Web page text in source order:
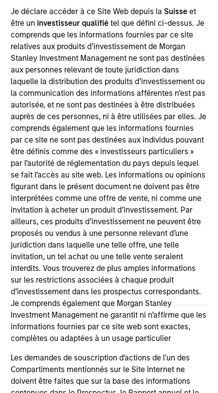
Je déclare accéder à ce Site Web depuis la Suisse et
être un investisseur qualifiétel que défini ci-dessus. Je
comprends que les informations fournies par ce site
relatives aux produits d’investissement de Morgan
Stanley Investment Management ne sont pas destinées
aux personnes relevant de toute juridiction dans
laquelle la distribution des produits d’investissement ou
la communication des informations afférentes n’est pas
autorisée, et ne sont pas destinées à être distribuées
auprès de ces personnes, ni à être utilisées par elles. Je
comprends également que les informations fournies
par ce site ne sont pas destinées aux individus pouvant
être définis comme des « investisseurs particuliers »
par l’autorité de réglementation du pays depuis lequel
se fait l’accès au site web. Les informations ou opinions
figurant dans le présent document ne doivent pas être
interprétées comme une offre de vente, ni comme une
invitation à acheter un produit d’investissement. Par
ailleurs, ces produits d’investissement ne peuvent être
proposés ou vendus à une personne relevant d’une
juridiction dans laquelle une telle offre, une telle
invitation, un tel achat ou une telle vente seraient
interdits. Vous trouverez de plus amples informations
sur les restrictions associées à chaque produit
d’investissement dans les prospectus correspondants.
Je comprends également que Morgan Stanley
Investment Management ne garantit ni n’affirme que les
informations fournies par ce site web sont exactes,
complètes ou adaptées à un usage particulier
Les demandes de souscription d'actions de l'un des
Compartiments mentionnés sur le Site Internet ne
doivent être faites que sur la base des informations
mobile and Wi-Fi/Set-Top Box OEM market.
View Site
Investment Team
Morgan Stanley Expansion Capital
As of December 12, 2025. The above is provided for
informational and educational purposes only. There is no
guarantee that the investment mentioned resulted in
positive performance (for realized holdings), or will perform
well in the future (for current holdings). The trademarks and
service marks above are the property of their respective
owners. The information on this website has not been
authorized, sponsored, or otherwise approved by such
owners. By clicking on any links shown here, you agree that
you are navigating to a third party site. We are providing
these hyperlinks to you only as a convenience and the
inclusion of any hyperlink is not and does not imply any
endorsement, approval, investigation, verification or
monitoring by us of any information contained in any
hyperlinked site. In no event shall we be responsible for the
information contained on the site or your use of such site.